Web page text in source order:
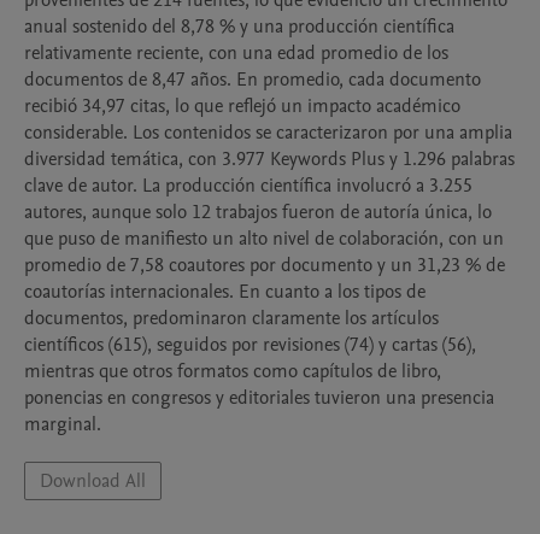
anual sostenido del 8,78 % y una producción científica
relativamente reciente, con una edad promedio de los
documentos de 8,47 años. En promedio, cada documento
recibió 34,97 citas, lo que reflejó un impacto académico
considerable. Los contenidos se caracterizaron por una amplia
diversidad temática, con 3.977 Keywords Plus y 1.296 palabras
clave de autor. La producción científica involucró a 3.255
autores, aunque solo 12 trabajos fueron de autoría única, lo
que puso de manifiesto un alto nivel de colaboración, con un
promedio de 7,58 coautores por documento y un 31,23 % de
coautorías internacionales. En cuanto a los tipos de
documentos, predominaron claramente los artículos
científicos (615), seguidos por revisiones (74) y cartas (56),
mientras que otros formatos como capítulos de libro,
ponencias en congresos y editoriales tuvieron una presencia
marginal.
Download All